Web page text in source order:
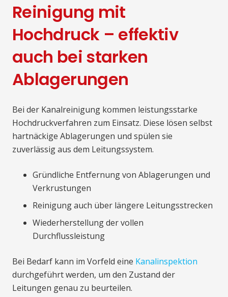
Reinigung mit
Hochdruck – effektiv
auch bei starken
Ablagerungen
Bei der Kanalreinigung kommen leistungsstarke
Hochdruckverfahren zum Einsatz. Diese lösen selbst
hartnäckige Ablagerungen und spülen sie
zuverlässig aus dem Leitungssystem.
Gründliche Entfernung von Ablagerungen und
Verkrustungen
Reinigung auch über längere Leitungsstrecken
Wiederherstellung der vollen
Durchflussleistung
Bei Bedarf kann im Vorfeld eine Kanalinspektion
durchgeführt werden, um den Zustand der
Leitungen genau zu beurteilen.